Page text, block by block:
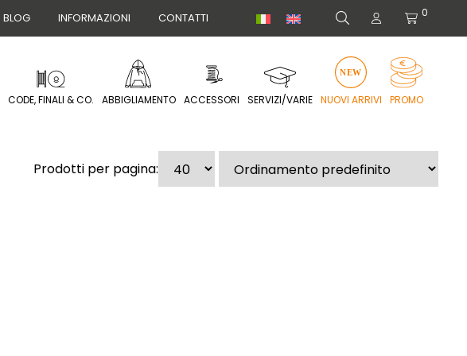
BLOG INFORMAZIONI CONTATTI 0
CODE, FINALI & CO. ABBIGLIAMENTO ACCESSORI SERVIZI/VARIE NUOVI ARRIVI PROMO
Prodotti per pagina: